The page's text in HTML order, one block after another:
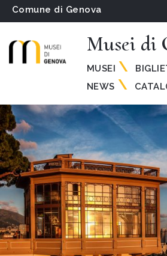
Comune di Genova
Musei di
MUSEI
NEWS